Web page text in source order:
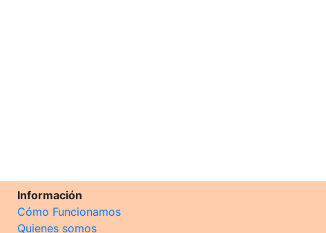
Información
Cómo Funcionamos
Quienes somos